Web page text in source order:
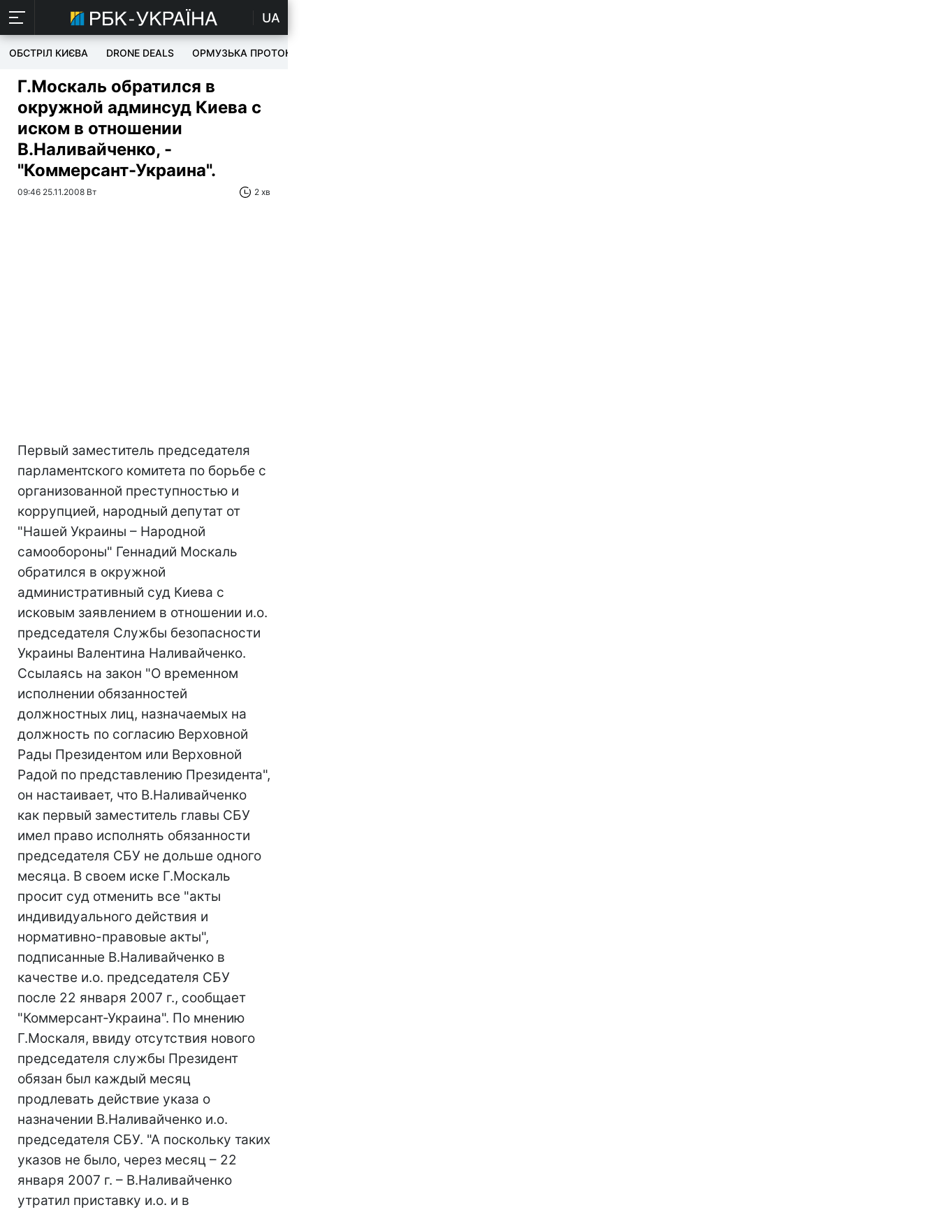
UA
ОБСТРІЛ КИЄВА DRONE DEALS ОРМУЗЬКА ПРОТОКА
Г.Москаль обратился в
окружной админсуд Киева с
иском в отношении
В.Наливайченко, -
"Коммерсант-Украина".
09:46 25.11.2008 Вт 2 хв
Первый заместитель председателя
парламентского комитета по борьбе с
организованной преступностью и
коррупцией, народный депутат от
"Нашей Украины – Народной
самообороны" Геннадий Москаль
обратился в окружной
административный суд Киева с
исковым заявлением в отношении и.о.
председателя Службы безопасности
Украины Валентина Наливайченко.
Ссылаясь на закон "О временном
исполнении обязанностей
должностных лиц, назначаемых на
должность по согласию Верховной
Рады Президентом или Верховной
Радой по представлению Президента",
он настаивает, что В.Наливайченко
как первый заместитель главы СБУ
имел право исполнять обязанности
председателя СБУ не дольше одного
месяца. В своем иске Г.Москаль
просит суд отменить все "акты
индивидуального действия и
нормативно-правовые акты",
подписанные В.Наливайченко в
качестве и.о. председателя СБУ
после 22 января 2007 г., сообщает
"Коммерсант-Украина". По мнению
Г.Москаля, ввиду отсутствия нового
председателя службы Президент
обязан был каждый месяц
продлевать действие указа о
назначении В.Наливайченко и.о.
председателя СБУ. "А поскольку таких
указов не было, через месяц – 22
января 2007 г. – В.Наливайченко
утратил приставку и.о. и в